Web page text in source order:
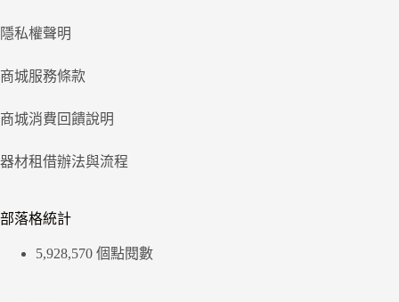
隱私權聲明
商城服務條款
商城消費回饋說明
器材租借辦法與流程
部落格統計
5,928,570 個點閱數